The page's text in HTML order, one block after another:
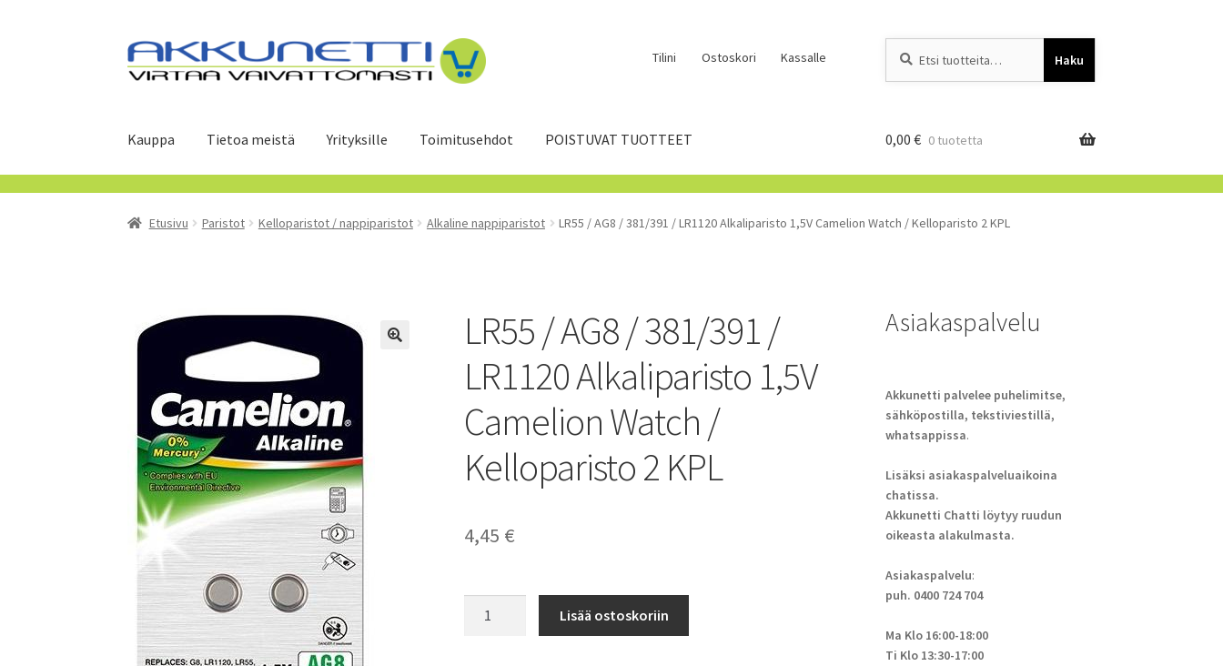
Siirry
navigointiin
Siirry
sisältöön
Tilini Ostoskori Kassalle Haku
Kauppa Tietoa meistä Yrityksille Toimitusehdot POISTUVAT TUOTTEET 0,00 € 0 tuotetta
Etusivu Paristot Kelloparistot / nappiparistot Alkaline nappiparistot LR55 / AG8 / 381/391 / LR1120 Alkaliparisto 1,5V Camelion Watch / Kelloparisto 2 KPL
LR55 / AG8 / 381/391 /
LR1120 Alkaliparisto 1,5V
Camelion Watch /
Kelloparisto 2 KPL
4,45 €
Lisää ostoskoriin
Asiakaspalvelu
Akkunetti palvelee puhelimitse,
sähköpostilla, tekstiviestillä,
whatsappissa.
Lisäksi asiakaspalveluaikoina
chatissa.
Akkunetti Chatti löytyy ruudun
oikeasta alakulmasta.
Asiakaspalvelu:
puh. 0400 724 704
Ma Klo 16:00-18:00
Ti Klo 13:30-17:00